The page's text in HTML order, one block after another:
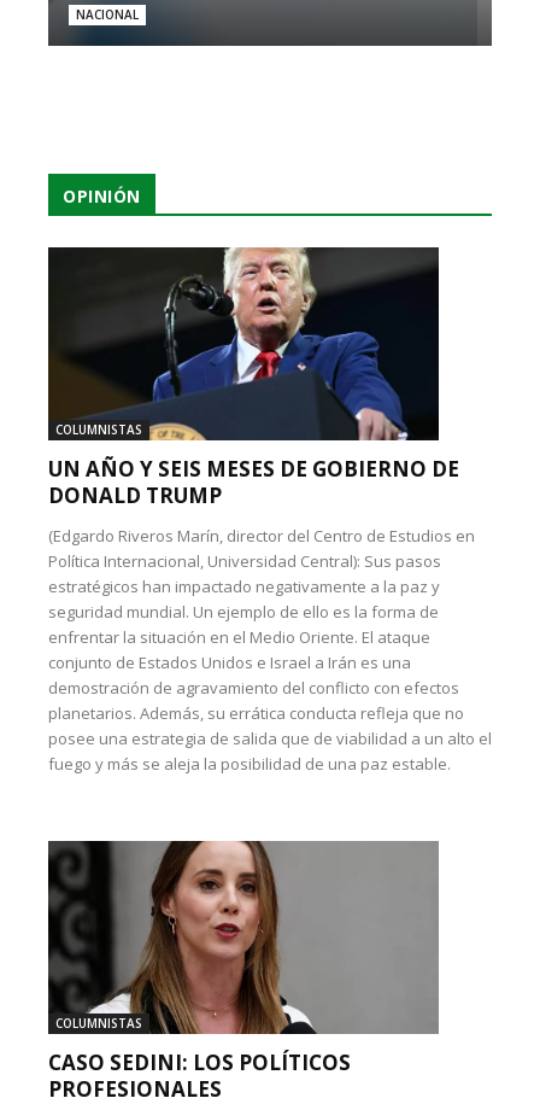
NACIONAL
OPINIÓN
COLUMNISTAS
UN AÑO Y SEIS MESES DE GOBIERNO DE
DONALD TRUMP
(Edgardo Riveros Marín, director del Centro de Estudios en
Política Internacional, Universidad Central): Sus pasos
estratégicos han impactado negativamente a la paz y
seguridad mundial. Un ejemplo de ello es la forma de
enfrentar la situación en el Medio Oriente. El ataque
conjunto de Estados Unidos e Israel a Irán es una
demostración de agravamiento del conflicto con efectos
planetarios. Además, su errática conducta refleja que no
posee una estrategia de salida que de viabilidad a un alto el
fuego y más se aleja la posibilidad de una paz estable.
COLUMNISTAS
CASO SEDINI: LOS POLÍTICOS
PROFESIONALES